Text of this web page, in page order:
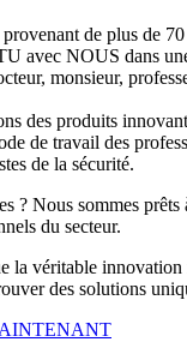
de plus de
avec NOUS dans
monsieur,
des produits
de travail des
de la sécurité.
? Nous sommes prêts
du secteur.
la véritable
des solutions